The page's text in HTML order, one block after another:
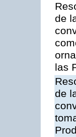
de
las
de